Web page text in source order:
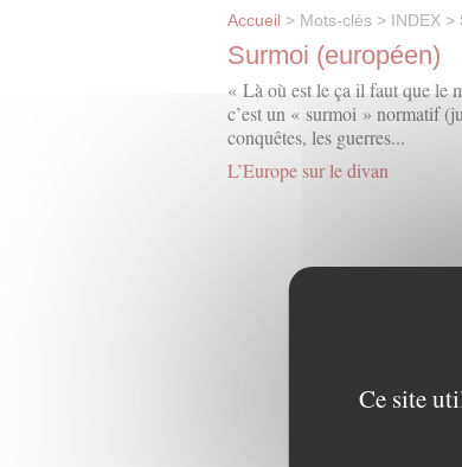
Accueil > Mots-clés > INDEX >
Surmoi (européen)
« Là où est le ça il faut que le
c’est un « surmoi » normatif
conquêtes, les guerres...
L’Europe sur le divan
Ce site